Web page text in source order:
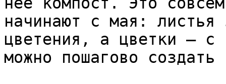
начинают с мая: листья
цветения, а цветки — с
можно пошагово создать